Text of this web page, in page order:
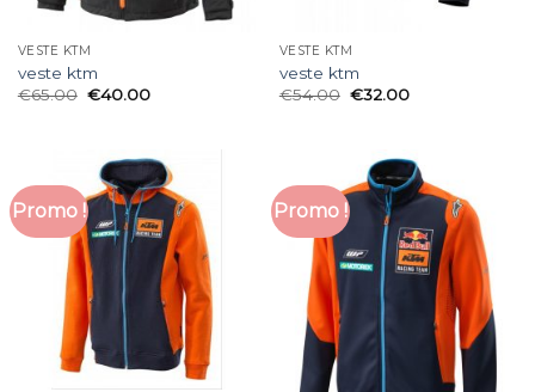
VESTE KTM
veste ktm
€65.00 €40.00
VESTE KTM
veste ktm
€54.00 €32.00
Promo ! Promo !